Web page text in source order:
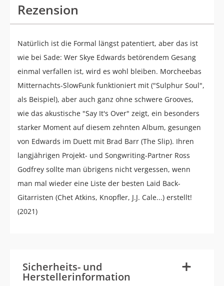
Rezension
Natürlich ist die Formal längst patentiert, aber das ist
wie bei Sade: Wer Skye Edwards betörendem Gesang
einmal verfallen ist, wird es wohl bleiben. Morcheebas
Mitternachts-SlowFunk funktioniert mit ("Sulphur Soul",
als Beispiel), aber auch ganz ohne schwere Grooves,
wie das akustische "Say It's Over" zeigt, ein besonders
starker Moment auf diesem zehnten Album, gesungen
von Edwards im Duett mit Brad Barr (The Slip). Ihren
langjährigen Projekt- und Songwriting-Partner Ross
Godfrey sollte man übrigens nicht vergessen, wenn
man mal wieder eine Liste der besten Laid Back-
Gitarristen (Chet Atkins, Knopfler, J.J. Cale...) erstellt!
(2021)
Sicherheits- und
Herstellerinformation +
-